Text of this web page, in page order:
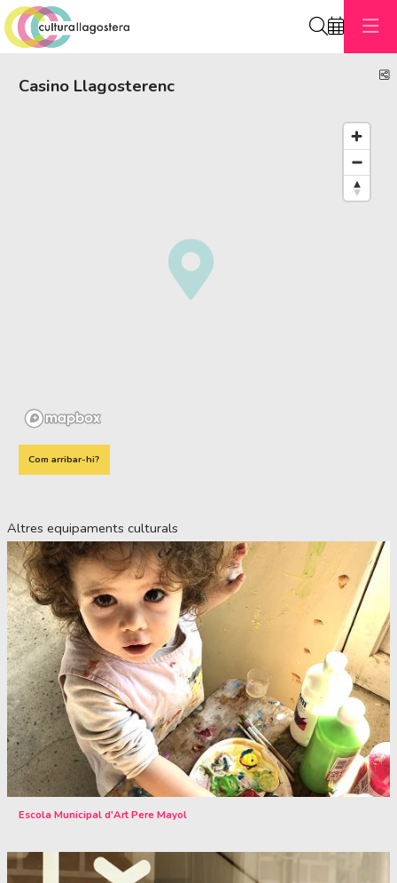
Casino Llagosterenc
Com arribar-hi?
Altres equipaments culturals
Escola Municipal d'Art Pere Mayol